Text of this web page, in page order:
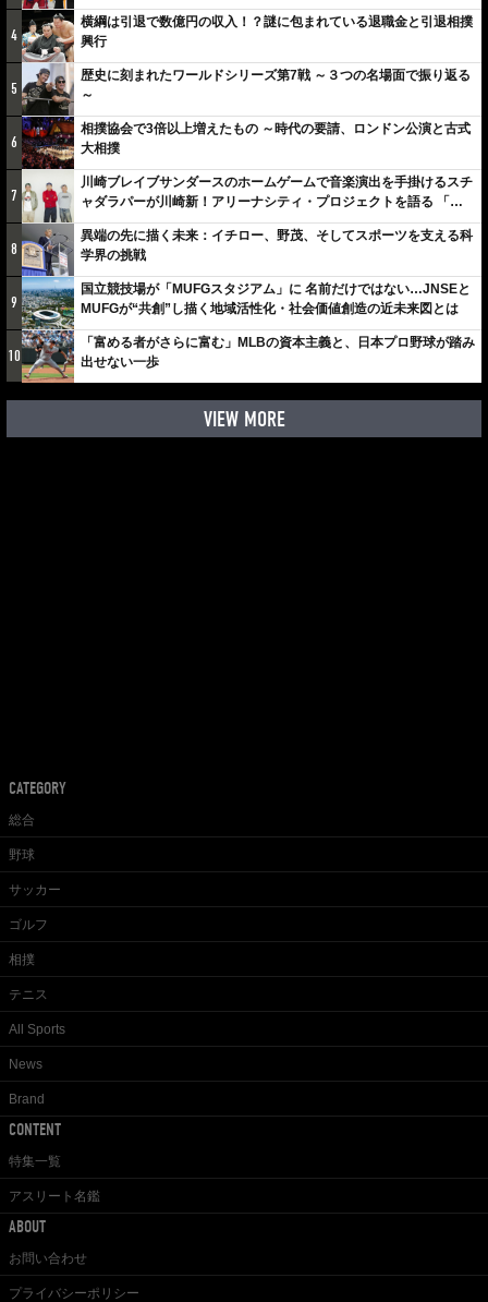
4
横綱は引退で数億円の収入！？謎に包まれている退職金と引退相撲
興行
5
歴史に刻まれたワールドシリーズ第7戦 ～３つの名場面で振り返る
～
6
相撲協会で3倍以上増えたもの ～時代の要請、ロンドン公演と古式
大相撲
7
川崎ブレイブサンダースのホームゲームで音楽演出を手掛けるスチ
ャダラパーが川崎新！アリーナシティ・プロジェクトを語る 「楽
しみでしかないでしょ。川崎は、ずっと成長曲線だから」
8
異端の先に描く未来：イチロー、野茂、そしてスポーツを支える科
学界の挑戦
9
国立競技場が「MUFGスタジアム」に 名前だけではない…JNSEと
MUFGが“共創”し描く地域活性化・社会価値創造の近未来図とは
10
「富める者がさらに富む」MLBの資本主義と、日本プロ野球が踏み
出せない一歩
VIEW MORE
CATEGORY
総合
野球
サッカー
ゴルフ
相撲
テニス
All Sports
News
Brand
CONTENT
特集一覧
アスリート名鑑
ABOUT
お問い合わせ
プライバシーポリシー